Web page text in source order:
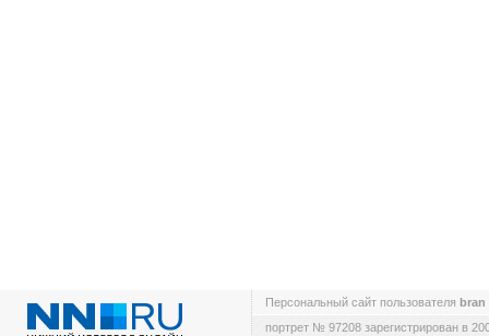
Персональный сайт пользователя bran
портрет № 97208 зарегистрирован в